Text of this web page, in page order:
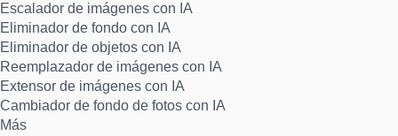
Escalador de imágenes con IA
Eliminador de fondo con IA
Eliminador de objetos con IA
Reemplazador de imágenes con IA
Extensor de imágenes con IA
Cambiador de fondo de fotos con IA
Más